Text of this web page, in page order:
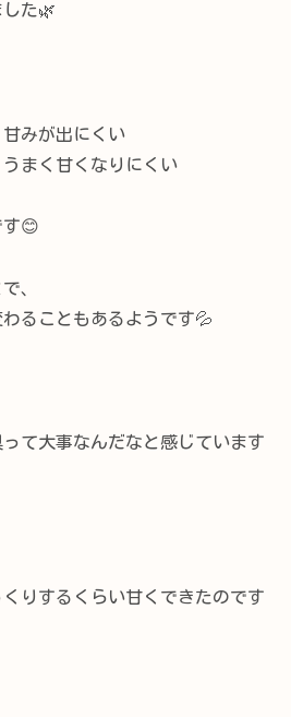
た🌿
みが出にくい
まく甘くなりにくい
す😊
、
ることもあるようです💦
て大事なんだなと感じています
りするくらい甘くできたのです